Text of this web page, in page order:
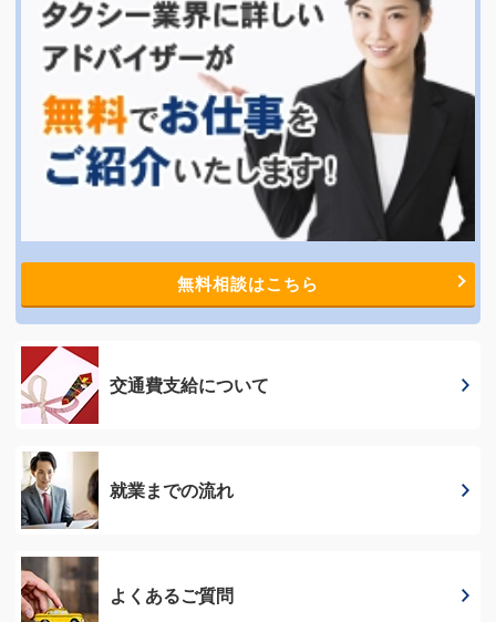
無料相談はこちら
交通費支給について
就業までの流れ
よくあるご質問